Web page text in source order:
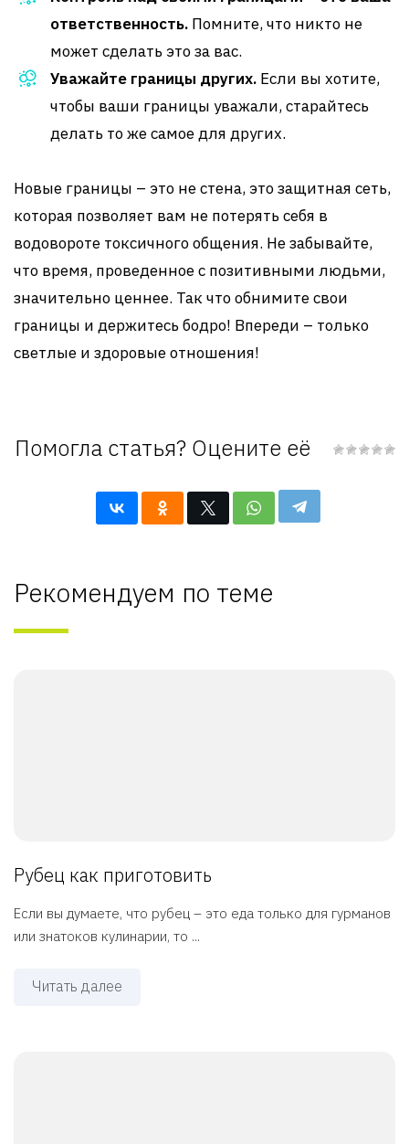
ответственность. Помните, что никто не
может сделать это за вас.
Уважайте границы других. Если вы хотите,
чтобы ваши границы уважали, старайтесь
делать то же самое для других.
Новые границы – это не стена, это защитная сеть,
которая позволяет вам не потерять себя в
водовороте токсичного общения. Не забывайте,
что время, проведенное с позитивными людьми,
значительно ценнее. Так что обнимите свои
границы и держитесь бодро! Впереди – только
светлые и здоровые отношения!
Помогла статья? Оцените её
Рекомендуем по теме
Рубец как приготовить
Если вы думаете, что рубец – это еда только для гурманов
или знатоков кулинарии, то ...
Читать далее